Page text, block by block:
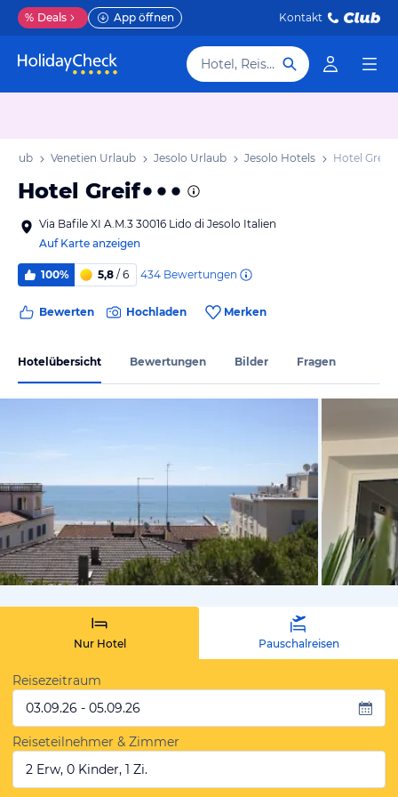
% Deals App öffnen Kontakt
Hotel, Reiseziel
Venetien Urlaub Jesolo Urlaub Jesolo Hotels Hotel Greif
Hotel Greif
Via Bafile XI A.M.3 30016 Lido di Jesolo Italien
Auf Karte anzeigen
100% 5,8 / 6 434 Bewertungen
Bewerten Hochladen Merken
Hotelübersicht Bewertungen Bilder Fragen
vom
Nur Hotel Pauschalreisen
Reisezeitraum
03.09.26 - 05.09.26
Reiseteilnehmer & Zimmer
2 Erw, 0 Kinder, 1 Zi.